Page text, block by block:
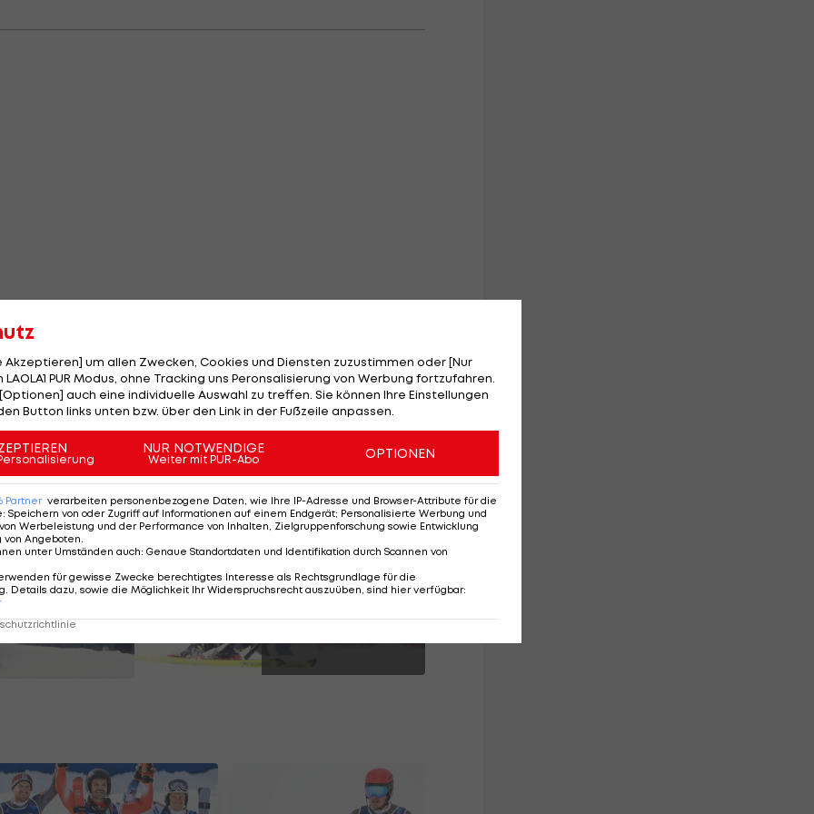
Weltcupsiegen
SLIDESHOW
STARTEN
11 Bilder
Akzeptieren] um allen Zwecken, Cookies und Diensten zuzustimmen oder [Nur
PUR Modus, ohne Tracking uns Peronsalisierung von Werbung fortzufahren.
auch eine individuelle Auswahl zu treffen. Sie können Ihre Einstellungen
Button links unten bzw. über den Link in der Fußzeile anpassen.
NUR NOTWENDIGE
Weiter mit PUR-Abo OPTIONEN
Partner verarbeiten personenbezogene Daten, wie Ihre IP-Adresse und Browser-Attribute für die
: Speichern von oder Zugriff auf Informationen auf einem Endgerät; Personalisierte Werbung und
Werbeleistung und der Performance von Inhalten, Zielgruppenforschung sowie Entwicklung
von Angeboten
unter Umständen auch: Genaue Standortdaten und Identifikation durch Scannen von
für gewisse Zwecke berechtigtes Interesse als Rechtsgrundlage für die
Details dazu, sowie die Möglichkeit Ihr Widerspruchsrecht auszuüben, sind hier verfügbar: